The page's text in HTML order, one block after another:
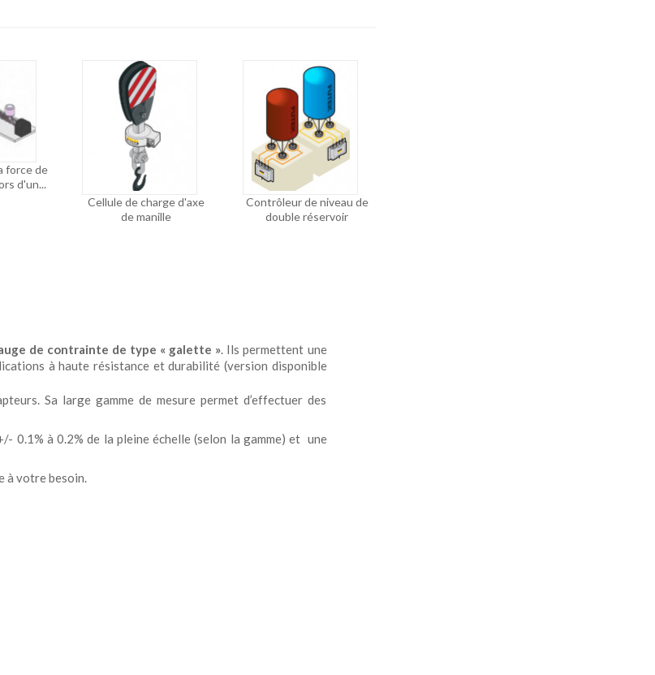
force de
d'un...
Cellule de charge d'axe
de manille
Contrôleur de niveau de
double réservoir
de contrainte de type « galette ». Ils permettent une
à haute résistance et durabilité (version disponible
Sa large gamme de mesure permet d’effectuer des
0.1% à 0.2% de la pleine échelle (selon la gamme) et une
à votre besoin.